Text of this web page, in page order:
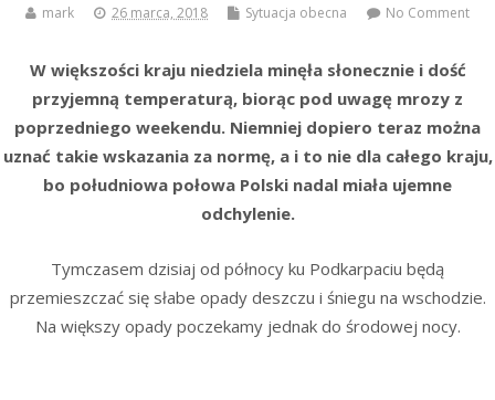
mark 26 marca, 2018 Sytuacja obecna No Comment
W większości kraju niedziela minęła słonecznie i dość
przyjemną temperaturą, biorąc pod uwagę mrozy z
poprzedniego weekendu. Niemniej dopiero teraz można
uznać takie wskazania za normę, a i to nie dla całego kraju,
bo południowa połowa Polski nadal miała ujemne
odchylenie.
Tymczasem dzisiaj od północy ku Podkarpaciu będą
przemieszczać się słabe opady deszczu i śniegu na wschodzie.
Na większy opady poczekamy jednak do środowej nocy.